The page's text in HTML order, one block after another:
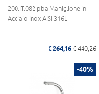
200.IT.082 pba Maniglione in
Acciaio Inox AISI 316L
€ 264,16 € 440,26
-40%